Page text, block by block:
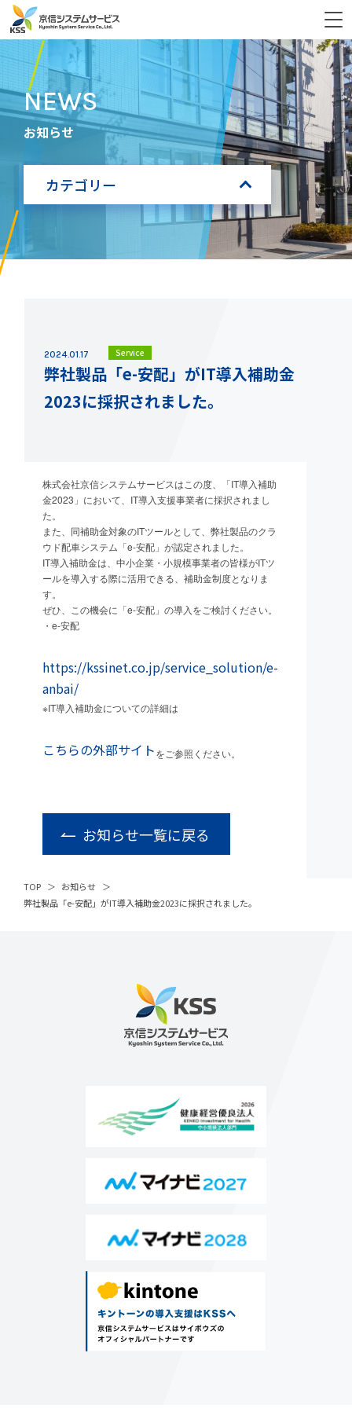
NEWS
お知らせ
カテゴリー
2024.01.17 Service
弊社製品「e-安配」がIT導入補助金
2023に採択されました。
株式会社京信システムサービスはこの度、「IT導入補助
金2023」において、IT導入支援事業者に採択されまし
た。
また、同補助金対象のITツールとして、弊社製品のクラ
ウド配車システム「e-安配」が認定されました。
IT導入補助金は、中小企業・小規模事業者の皆様がITツ
ールを導入する際に活用できる、補助金制度となりま
す。
ぜひ、この機会に「e-安配」の導入をご検討ください。
・e-安配
https://kssinet.co.jp/service_solution/e-
anbai/
※IT導入補助金についての詳細は
こちらの外部サイトをご参照ください。
お知らせ一覧に戻る
TOP
お知らせ
弊社製品「e-安配」がIT導入補助金2023に採択されました。